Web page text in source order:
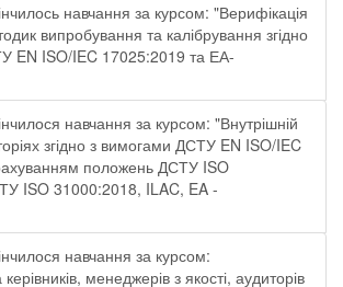
навчання за курсом: "Верифікація
випробування та калібрування згідно
EN ISO/IEC 17025:2019 та ЕА-
навчання за курсом: "Внутрішній
згідно з вимогами ДСТУ EN ISO/IEC
положень ДСТУ ISO
ISO 31000:2018, ILAC, EA -
навчання за курсом:
менеджерів з якості, аудиторів